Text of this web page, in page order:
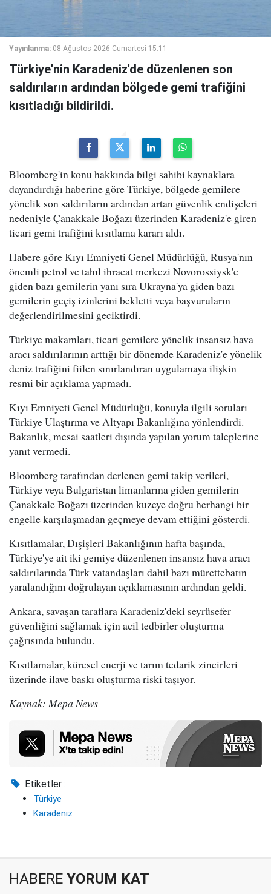
Yayınlanma: 08 Ağustos 2026 Cumartesi 15:11
Türkiye'nin Karadeniz'de düzenlenen son
saldırıların ardından bölgede gemi trafiğini
kısıtladığı bildirildi.
Bloomberg'in konu hakkında bilgi sahibi kaynaklara
dayandırdığı haberine göre Türkiye, bölgede gemilere
yönelik son saldırıların ardından artan güvenlik endişeleri
nedeniyle Çanakkale Boğazı üzerinden Karadeniz'e giren
ticari gemi trafiğini kısıtlama kararı aldı.
Habere göre Kıyı Emniyeti Genel Müdürlüğü, Rusya'nın
önemli petrol ve tahıl ihracat merkezi Novorossiysk'e
giden bazı gemilerin yanı sıra Ukrayna'ya giden bazı
gemilerin geçiş izinlerini bekletti veya başvuruların
değerlendirilmesini geciktirdi.
Türkiye makamları, ticari gemilere yönelik insansız hava
aracı saldırılarının arttığı bir dönemde Karadeniz'e yönelik
deniz trafiğini fiilen sınırlandıran uygulamaya ilişkin
resmi bir açıklama yapmadı.
Kıyı Emniyeti Genel Müdürlüğü, konuyla ilgili soruları
Türkiye Ulaştırma ve Altyapı Bakanlığına yönlendirdi.
Bakanlık, mesai saatleri dışında yapılan yorum taleplerine
yanıt vermedi.
Bloomberg tarafından derlenen gemi takip verileri,
Türkiye veya Bulgaristan limanlarına giden gemilerin
Çanakkale Boğazı üzerinden kuzeye doğru herhangi bir
engelle karşılaşmadan geçmeye devam ettiğini gösterdi.
Kısıtlamalar, Dışişleri Bakanlığının hafta başında,
Türkiye'ye ait iki gemiye düzenlenen insansız hava aracı
saldırılarında Türk vatandaşları dahil bazı mürettebatın
yaralandığını doğrulayan açıklamasının ardından geldi.
Ankara, savaşan taraflara Karadeniz'deki seyrüsefer
güvenliğini sağlamak için acil tedbirler oluşturma
çağrısında bulundu.
Kısıtlamalar, küresel enerji ve tarım tedarik zincirleri
üzerinde ilave baskı oluşturma riski taşıyor.
Kaynak: Mepa News
Etiketler :
Türkiye
Karadeniz
HABERE YORUM KAT